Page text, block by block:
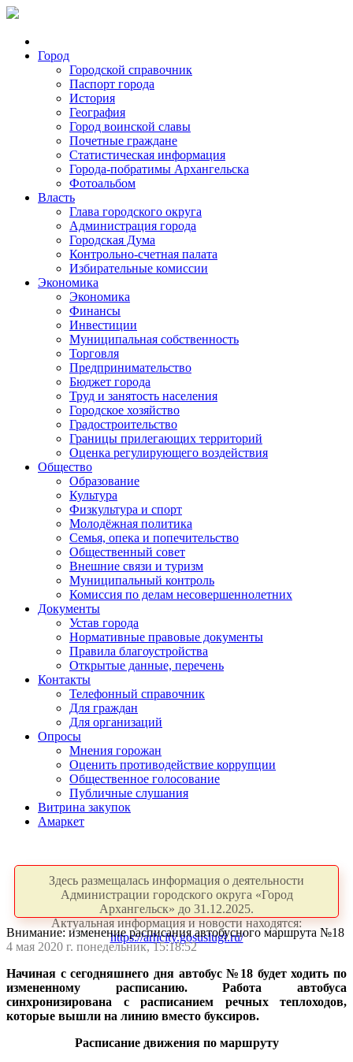
Город
Городской справочник
Паспорт города
История
География
Город воинской славы
Почетные граждане
Статистическая информация
Города-побратимы Архангельска
Фотоальбом
Власть
Глава городского округа
Администрация города
Городская Дума
Контрольно-счетная палата
Избирательные комиссии
Экономика
Экономика
Финансы
Инвестиции
Муниципальная собственность
Торговля
Предпринимательство
Бюджет города
Труд и занятость населения
Городское хозяйство
Градостроительство
Границы прилегающих территорий
Оценка регулирующего воздействия
Общество
Образование
Культура
Физкультура и спорт
Молодёжная политика
Семья, опека и попечительство
Общественный совет
Внешние связи и туризм
Муниципальный контроль
Комиссия по делам несовершеннолетних
Документы
Устав города
Нормативные правовые документы
Правила благоустройства
Открытые данные, перечень
Контакты
Телефонный справочник
Для граждан
Для организаций
Опросы
Мнения горожан
Оценить противодействие коррупции
Общественное голосование
Публичные слушания
Витрина закупок
Амаркет
Здесь размещалась информация о деятельности
Администрации городского округа «Город
Архангельск» до 31.12.2025.
Актуальная информация и новости находятся:
https://arhcity.gosuslugi.ru/
Внимание: изменение расписания автобусного маршрута №18
4 мая 2020 г. понедельник, 15:18:52
Начиная с сегодняшнего дня автобус №18 будет ходить по
измененному расписанию. Работа автобуса
синхронизирована с расписанием речных теплоходов,
которые вышли на линию вместо буксиров.
Расписание движения по маршруту